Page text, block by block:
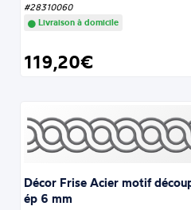
#28310060
Livraison à domicile
119,20€
Décor Frise Acier motif
ép 6 mm